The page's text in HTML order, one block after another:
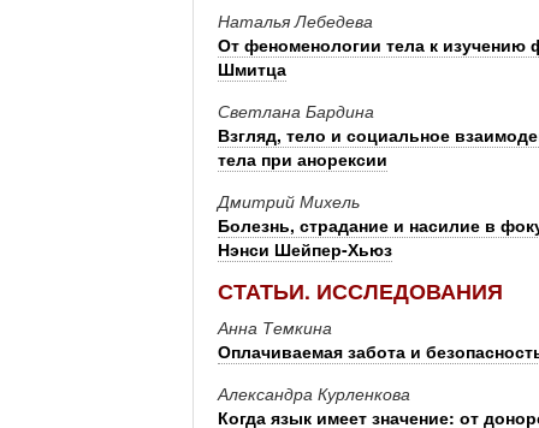
Наталья Лебедева
От феноменологии тела к изучению
Шмитца
Светлана Бардина
Взгляд, тело и социальное
тела при анорексии
Дмитрий Михель
Болезнь, страдание и насилие в
Нэнси Шейпер-Хьюз
СТАТЬИ. ИССЛЕДОВАНИЯ
Анна Темкина
Оплачиваемая забота и
Александра Курленкова
Когда язык имеет значение: от